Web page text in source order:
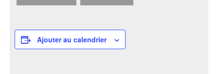
Ajouter au calendrier